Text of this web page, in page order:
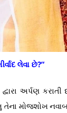
લેવા છે?”
દ્વારા અર્પણ
તેના મોજશોખ